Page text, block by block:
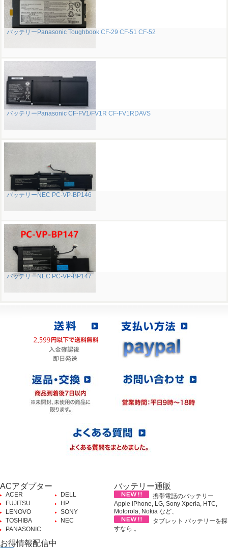
バッテリーPanasonic Toughbook CF-29 CF-51 CF-52
バッテリーPanasonic CF-FV1/FV1R CF-FV1RDAVS
バッテリーNEC PC-VP-BP146
バッテリーNEC PC-VP-BP147
ACアダプター
ACER
DELL
FUJITSU
HP
LENOVO
SONY
TOSHIBA
NEC
PANASONIC
バッテリー通販
携帯電話のバッテリー
Apple iPhone, LG, Sony Xperia, HTC,
Motorola, Nokia など、
タブレット バッテリーを探
すなら 。
お得情報配信中